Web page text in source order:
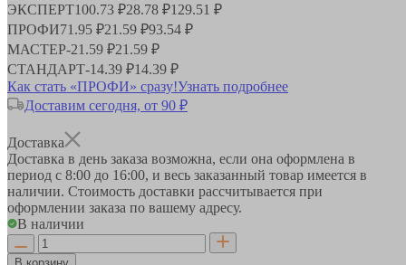
ЭКСПЕРТ100.73 ₽28.78 ₽129.51 ₽
ПРОФИ71.95 ₽21.59 ₽93.54 ₽
МАСТЕР-21.59 ₽21.59 ₽
СТАНДАРТ-14.39 ₽14.39 ₽
Как стать «ПРОФИ» сразу!Узнать подробнее
Доставим сегодня, от 90 ₽
Доставка
Доставка в день заказа возможна, если она оформлена в
период с 8:00 до 16:00, и весь заказанный товар имеется в
наличии. Стоимость доставки рассчитывается при
оформлении заказа по вашему адресу.
В наличии